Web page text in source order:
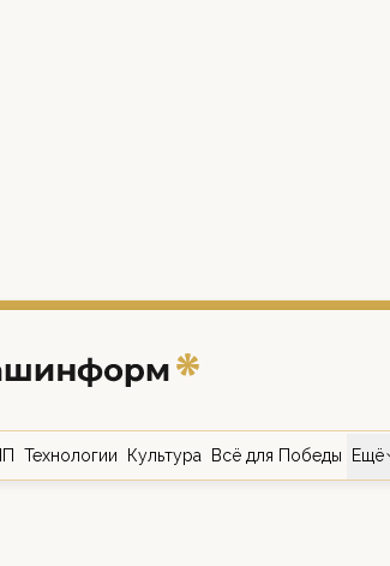
Технологии Культура Всё для Победы Ещё